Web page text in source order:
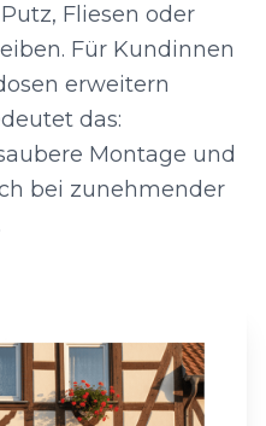
Fliesen oder
Für Kundinnen
erweitern
das:
Montage und
bei zunehmender